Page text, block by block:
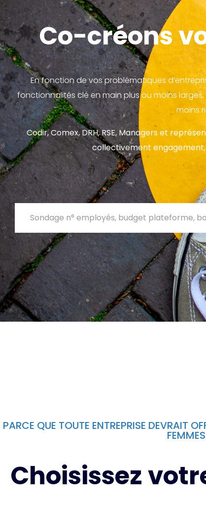
Co-créons
En fonction de vos problématiques
fonctionnalités clé en main plus ou moins
moins
Codir, Comex, DRH, RSE, Managers et
collectivement
PARCE QUE TOUTE ENTREPRISE DEVRAIT
FEMMES
Choisissez